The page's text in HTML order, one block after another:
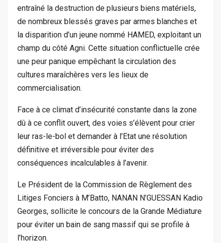
entraîné la destruction de plusieurs biens matériels,
de nombreux blessés graves par armes blanches et
la disparition d’un jeune nommé HAMED, exploitant un
champ du côté Agni. Cette situation conflictuelle crée
une peur panique empêchant la circulation des
cultures maraîchères vers les lieux de
commercialisation.
Face à ce climat d’insécurité constante dans la zone
dû à ce conflit ouvert, des voies s’élèvent pour crier
leur ras-le-bol et demander à l’Etat une résolution
définitive et irréversible pour éviter des
conséquences incalculables à l’avenir.
Le Président de la Commission de Règlement des
Litiges Fonciers à M’Batto, NANAN N’GUESSAN Kadio
Georges, sollicite le concours de la Grande Médiature
pour éviter un bain de sang massif qui se profile à
l’horizon.